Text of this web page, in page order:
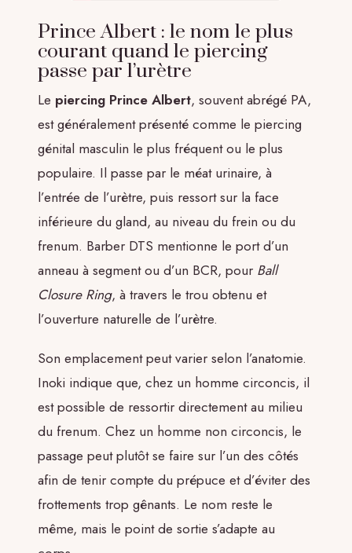
Prince Albert : le nom le plus
courant quand le piercing
passe par l’urètre
Le piercing Prince Albert, souvent abrégé PA,
est généralement présenté comme le piercing
génital masculin le plus fréquent ou le plus
populaire. Il passe par le méat urinaire, à
l’entrée de l’urètre, puis ressort sur la face
inférieure du gland, au niveau du frein ou du
frenum. Barber DTS mentionne le port d’un
anneau à segment ou d’un BCR, pour Ball
Closure Ring, à travers le trou obtenu et
l’ouverture naturelle de l’urètre.
Son emplacement peut varier selon l’anatomie.
Inoki indique que, chez un homme circoncis, il
est possible de ressortir directement au milieu
du frenum. Chez un homme non circoncis, le
passage peut plutôt se faire sur l’un des côtés
afin de tenir compte du prépuce et d’éviter des
frottements trop gênants. Le nom reste le
même, mais le point de sortie s’adapte au